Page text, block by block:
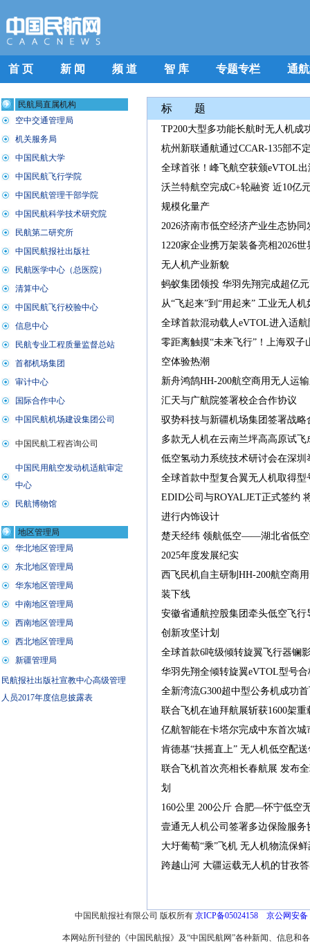
首 页 新 闻 频 道 智 库 专题专栏 通
标 题
TP200大型多功能长航时无人机成
杭州新联通航通过CCAR-135部不
全球首张！峰飞航空获颁eVTOL出
沃兰特航空完成C+轮融资 近10亿
规模化量产
2026济南市低空经济产业生态协
1220家企业携万架装备亮相2026
无人机产业新貌
蚂蚁集团领投 华羽先翔完成超亿
从“飞起来”到“用起来” 工业无人
全球首款混动载人eVTOL进入适航
零距离触摸“未来飞行”！上海双子
空体验热潮
新舟鸿鹄HH-200航空商用无人运
汇天与广航院签署校企合作协议
驭势科技与新疆机场集团签署战略
多款无人机在云南兰坪高高原试飞
低空氢动力系统技术研讨会在深圳
全球首款中型复合翼无人机取得型
EDID公司与ROYALJET正式签约
进行内饰设计
楚天经纬 领航低空——湖北省低空
2025年度发展纪实
西飞民机自主研制HH-200航空商
装下线
安徽省通航控股集团牵头低空飞
创新攻坚计划
全球首款6吨级倾转旋翼飞行器镧
华羽先翔全倾转旋翼eVTOL型号
全新湾流G300超中型公务机成功
联合飞机在迪拜航展斩获1600架
亿航智能在卡塔尔完成中东首次
肯德基“扶摇直上” 无人机低空配
联合飞机首次亮相长春航展 发布
划
160公里 200公斤 合肥—怀宁低空
壹通无人机公司签署多边保险服务
大圩葡萄“乘”飞机 无人机物流保鲜
跨越山河 大疆运载无人机的甘孜
中国民航报社有限公司 版权所有 京ICP备05024158 京公网安备
本网站所刊登的《中国民航报》及“中国民航网”各种新闻、信息